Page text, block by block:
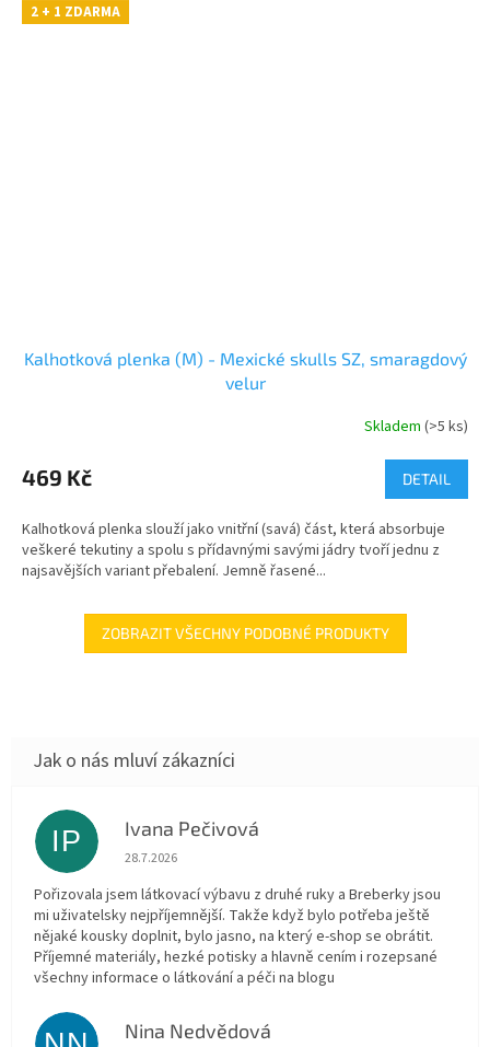
2 + 1 ZDARMA
Kalhotková plenka (M) - Mexické skulls SZ, smaragdový
velur
Skladem (>5 ks)
469 Kč DETAIL
Kalhotková plenka slouží jako vnitřní (savá) část, která absorbuje
veškeré tekutiny a spolu s přídavnými savými jádry tvoří jednu z
najsavějších variant přebalení. Jemně řasené...
ZOBRAZIT VŠECHNY PODOBNÉ PRODUKTY
IP Ivana Pečivová
Hodnocení obchodu je 5 z 5 hvězdiček.
28.7.2026
Pořizovala jsem látkovací výbavu z druhé ruky a Breberky jsou
mi uživatelsky nejpříjemnější. Takže když bylo potřeba ještě
nějaké kousky doplnit, bylo jasno, na který e-shop se obrátit.
Příjemné materiály, hezké potisky a hlavně cením i rozepsané
všechny informace o látkování a péči na blogu
Nina Nedvědová